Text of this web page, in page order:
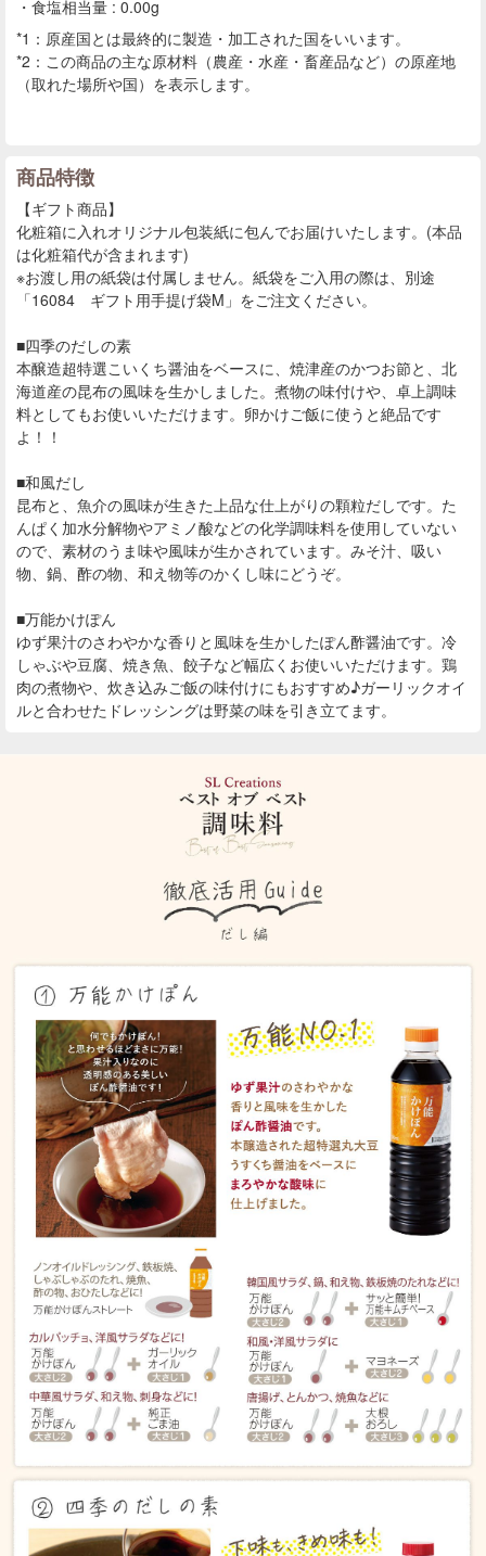
食塩相当量 : 0.00g
*1：原産国とは最終的に製造・加工された国をいいます。
*2：この商品の主な原材料（農産・水産・畜産品など）の原産地
（取れた場所や国）を表示します。
商品特徴
【ギフト商品】
化粧箱に入れオリジナル包装紙に包んでお届けいたします。(本品
は化粧箱代が含まれます)
※お渡し用の紙袋は付属しません。紙袋をご入用の際は、別途
「16084 ギフト用手提げ袋M」をご注文ください。
■四季のだしの素
本醸造超特選こいくち醤油をベースに、焼津産のかつお節と、北
海道産の昆布の風味を生かしました。煮物の味付けや、卓上調味
料としてもお使いいただけます。卵かけご飯に使うと絶品です
よ！！
■和風だし
昆布と、魚介の風味が生きた上品な仕上がりの顆粒だしです。た
んぱく加水分解物やアミノ酸などの化学調味料を使用していない
ので、素材のうま味や風味が生かされています。みそ汁、吸い
物、鍋、酢の物、和え物等のかくし味にどうぞ。
■万能かけぽん
ゆず果汁のさわやかな香りと風味を生かしたぽん酢醤油です。冷
しゃぶや豆腐、焼き魚、餃子など幅広くお使いいただけます。鶏
肉の煮物や、炊き込みご飯の味付けにもおすすめ♪ガーリックオイ
ルと合わせたドレッシングは野菜の味を引き立てます。